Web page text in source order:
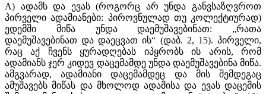
A) ადამს და ევას (როგორც არ უნდა განვსაზღვროთ
პირველი ადამიანები: პიროვნულად თუ კოლექტიურად)
ედემში მიწა უნდა დაემუშავებინათ: „რათა
დაემუშავებინათ და დაეცვათ ის“ (დაბ. 2, 15). პირველი,
რაც აქ ჩვენს ყურადღებას იპყრობს ის არის, რომ
ადამიანს ჯერ კიდევ დაცემამდე უნდა დაემუშავებინა მიწა.
ამგვარად, ადამიანი დაცემამდეც და მის შემდეგაც
ამუშავებს მიწას და მხოლოდ ადამისა და ევას დაცემის